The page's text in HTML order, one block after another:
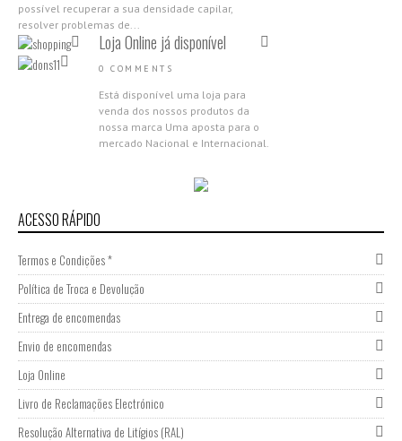
possível recuperar a sua densidade capilar,
resolver problemas de...
Loja Online já disponível
0 COMMENTS
Está disponível uma loja para
venda dos nossos produtos da
nossa marca Uma aposta para o
mercado Nacional e Internacional.
Nova Gama Nano Molecular
2018
0 COMMENTS
Apresentamos a nova Gama Nano
Molecular da Donsilia
Professional Estamos muito
felizes por partilhar com todas as
porque acreditamos que cada...
Participação Expocosmética
0 COMMENTS
Ultima inovação em Portugal
ACESSO RÁPIDO
Termos e Condições *
Política de Troca e Devolução
Entrega de encomendas
Envio de encomendas
Loja Online
Livro de Reclamações Electrónico
Resolução Alternativa de Litígios (RAL)